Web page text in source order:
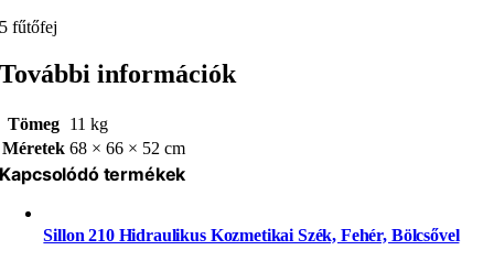
5 fűtőfej
További információk
Tömeg 11 kg
Méretek 68 × 66 × 52 cm
Kapcsolódó termékek
Sillon 210 Hidraulikus Kozmetikai Szék, Fehér, Bölcsővel